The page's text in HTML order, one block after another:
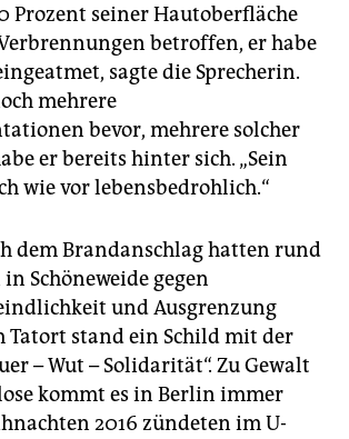
Prozent seiner Hautoberfläche
betroffen, er habe
sagte die Sprecherin.
mehrere
bevor, mehrere solcher
er bereits hinter sich. „Sein
wie vor lebensbedrohlich.“
dem Brandanschlag hatten rund
Schöneweide gegen
und Ausgrenzung
Tatort stand ein Schild mit der
– Wut – Solidarität“. Zu Gewalt
kommt es in Berlin immer
2016 zündeten im U-